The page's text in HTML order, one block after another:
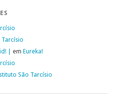
| em Eureka!
São Tarcísio